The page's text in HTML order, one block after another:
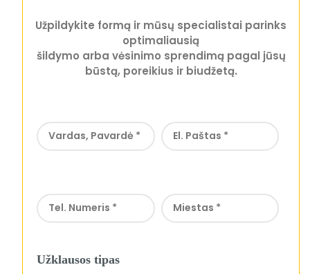
Užpildykite formą ir mūsų specialistai parinks
optimaliausią
šildymo arba vėsinimo sprendimą pagal jūsų
būstą, poreikius ir biudžetą.
Užklausos tipas